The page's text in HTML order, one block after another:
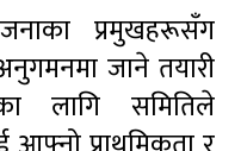
प्रमुखहरूसँग
जाने तयारी
लागि समितिले